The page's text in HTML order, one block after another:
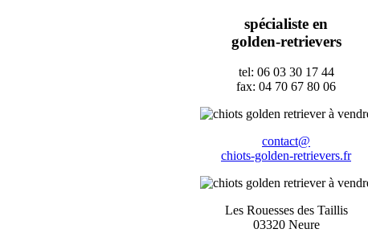
spécialiste en
golden-retrievers
tel: 06 03 30 17 44
fax: 04 70 67 80 06
contact@
chiots-golden-retrievers.fr
Les Rouesses des Taillis
03320 Neure